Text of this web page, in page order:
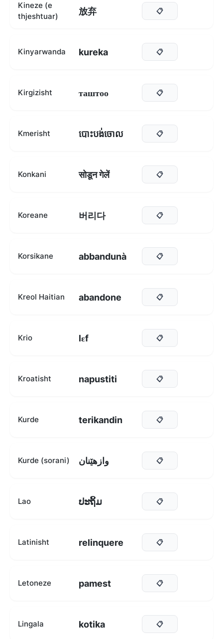
Kineze (e
thjeshtuar)
放弃 📋
Kinyarwanda kureka 📋
Kirgizisht таштоо 📋
Kmerisht បោះបង់ចោល 📋
Konkani सोडून गेलें 📋
Koreane 버리다 📋
Korsikane abbandunà 📋
Kreol Haitian abandone 📋
Krio lɛf 📋
Kroatisht napustiti 📋
Kurde terikandin 📋
Kurde (sorani) وازهێنان 📋
Lao ປະຖິ້ມ 📋
Latinisht relinquere 📋
Letoneze pamest 📋
Lingala kotika 📋